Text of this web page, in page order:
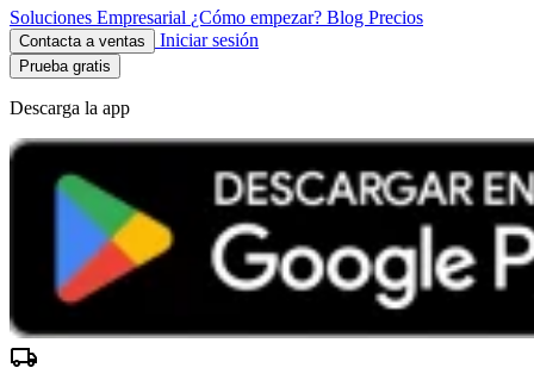
Soluciones Empresarial ¿Cómo empezar? Blog Precios
Contacta a ventas Iniciar sesión
Prueba gratis
Descarga la app
local_shipping